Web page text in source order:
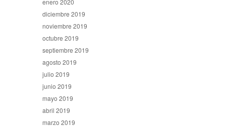
enero 2020
diciembre 2019
noviembre 2019
octubre 2019
septiembre 2019
agosto 2019
julio 2019
junio 2019
mayo 2019
abril 2019
marzo 2019